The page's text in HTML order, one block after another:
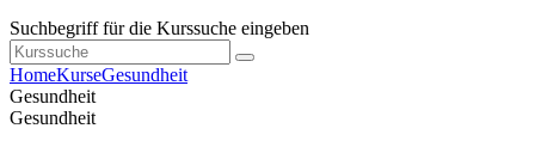
Suchbegriff für die Kurssuche eingeben
HomeKurseGesundheit
Gesundheit
Gesundheit